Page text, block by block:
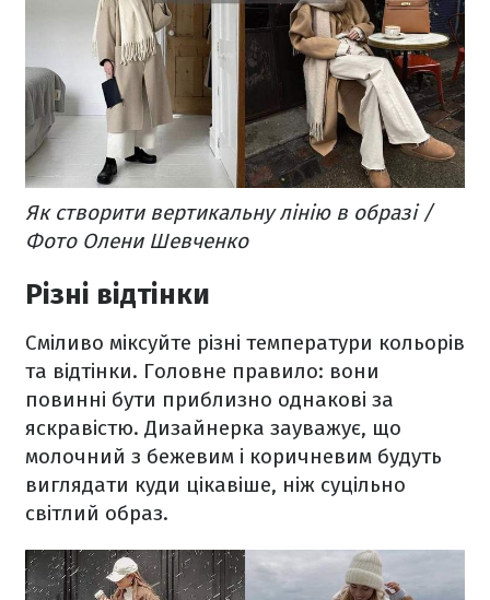
Як створити вертикальну лінію в образі /
Фото Олени Шевченко
Різні відтінки
Сміливо міксуйте різні температури кольорів
та відтінки. Головне правило: вони
повинні бути приблизно однакові за
яскравістю. Дизайнерка зауважує, що
молочний з бежевим і коричневим будуть
виглядати куди цікавіше, ніж суцільно
світлий образ.